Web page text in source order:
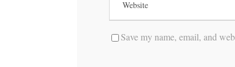
Save my name, email, and